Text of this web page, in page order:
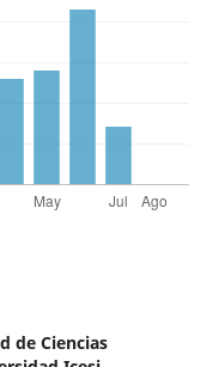
de Ciencias